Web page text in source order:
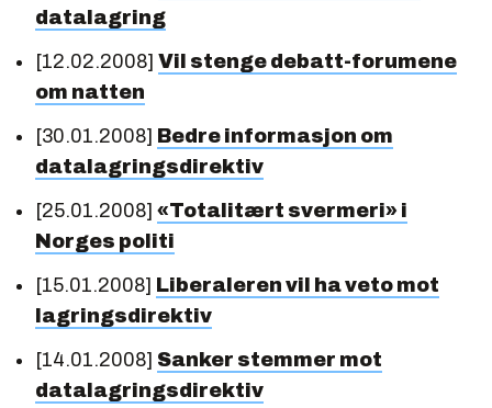
datalagring
[12.02.2008] Vil stenge debatt-forumene
om natten
[30.01.2008] Bedre informasjon om
datalagringsdirektiv
[25.01.2008] «Totalitært svermeri» i
Norges politi
[15.01.2008] Liberaleren vil ha veto mot
lagringsdirektiv
[14.01.2008] Sanker stemmer mot
datalagringsdirektiv